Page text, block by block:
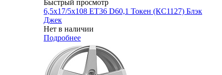
Быстрый просмотр
6,5x17/5x108 ET36 D60,1 Токен (КС1127) Блэк
Джек
Нет в наличии
Подробнее